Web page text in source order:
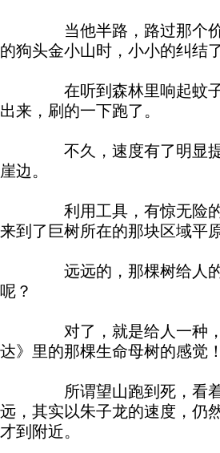
当他半路，路过那个价
的狗头金小山时，小小的纠结
在听到森林里响起蚊子
出来，刷的一下跑了。
不久，速度有了明显提
崖边。
利用工具，有惊无险的
来到了巨树所在的那块区域平原
远远的，那棵树给人的
呢？
对了，就是给人一种，
达》里的那棵生命母树的感觉！
所谓望山跑到死，看着
远，其实以朱子龙的速度，仍
才到附近。